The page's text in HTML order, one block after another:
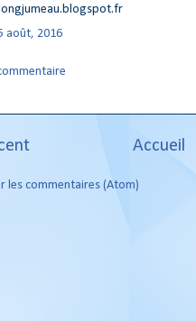
août, 2016
Accueil
les commentaires (Atom)